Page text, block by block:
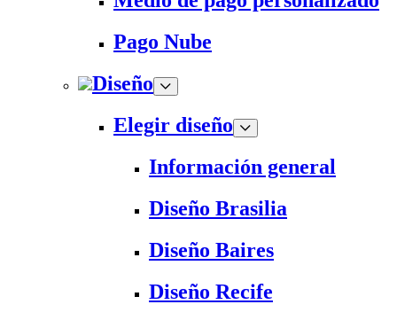
Pago Nube
Diseño
Elegir diseño
Información general
Diseño Brasilia
Diseño Baires
Diseño Recife